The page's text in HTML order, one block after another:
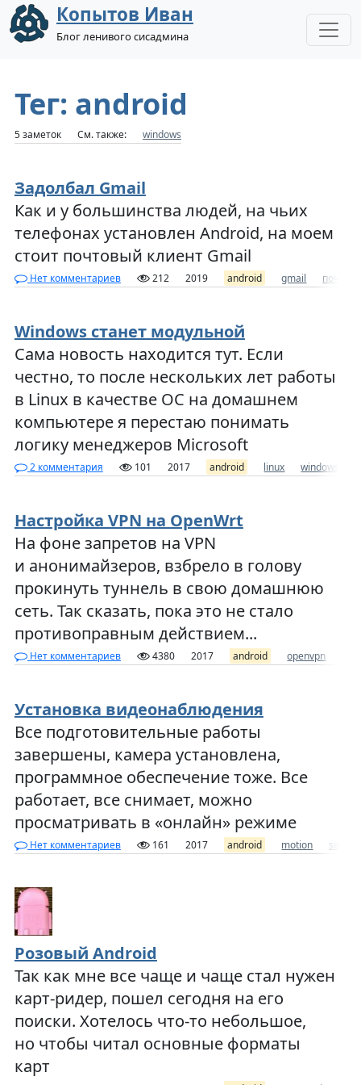
Копытов Иван
Блог ленивого сисадмина
Тег: android
5 заметок См. также: windows
Задолбал Gmail
Как и у большинства людей, на чьих
телефонах установлен Android, на моем
стоит почтовый клиент Gmail
Нет комментариев 212 2019 android gmail почта
Windows станет модульной
Сама новость находится тут. Если
честно, то после нескольких лет работы
в Linux в качестве ОС на домашнем
компьютере я перестаю понимать
логику менеджеров Microsoft
2 комментария 101 2017 android linux windows
Настройка VPN на OpenWrt
На фоне запретов на VPN
и анонимайзеров, взбрело в голову
прокинуть туннель в свою домашнюю
сеть. Так сказать, пока это не стало
противоправным действием...
Нет комментариев 4380 2017 android openvpn
Установка видеонаблюдения
Все подготовительные работы
завершены, камера установлена,
программное обеспечение тоже. Все
работает, все снимает, можно
просматривать в «онлайн» режиме
Нет комментариев 161 2017 android motion
Розовый Android
Так как мне все чаще и чаще стал нужен
карт-ридер, пошел сегодня на его
поиски. Хотелось что-то небольшое,
но чтобы читал основные форматы
карт